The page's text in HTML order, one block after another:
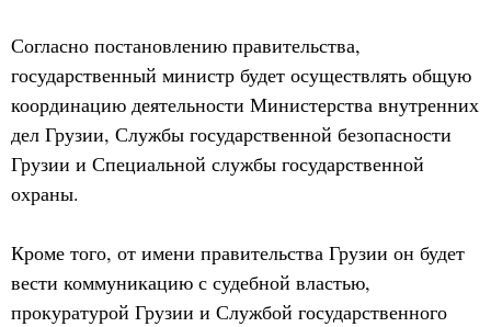
Согласно постановлению правительства,
государственный министр будет осуществлять общую
координацию деятельности Министерства внутренних
дел Грузии, Службы государственной безопасности
Грузии и Специальной службы государственной
охраны.
Кроме того, от имени правительства Грузии он будет
вести коммуникацию с судебной властью,
прокуратурой Грузии и Службой государственного